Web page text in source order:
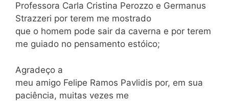
Professora Carla Cristina Perozzo e Germanus
Strazzeri por terem me mostrado
que o homem pode sair da caverna e por terem
me guiado no pensamento estóico;
Agradeço a
meu amigo Felipe Ramos Pavlidis por, em sua
paciência, muitas vezes me